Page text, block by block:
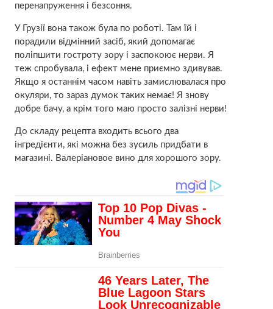
перенапруження і безсоння.
У Грузії вона також була по роботі. Там їй і
порадили відмінний засіб, який допомагає
поліпшити гостроту зору і заспокоює нерви. Я
теж спробувала, і ефект мене приємно здивував.
Якщо я останнім часом навіть замислювалася про
окуляри, то зараз думок таких немає! Я знову
добре бачу, а крім того маю просто залізні нерви!
До складу рецепта входить всього два
інгредієнти, які можна без зусиль придбати в
магазині. Валеріановое вино для хорошого зору.